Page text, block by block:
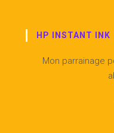
HP INSTANT INK
Mon parrainage